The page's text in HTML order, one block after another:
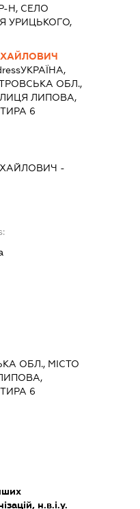
Н, СЕЛО
УРИЦЬКОГО,
УКРАЇНА,
ОБЛ.,
ЛИПОВА,
6
-
ОБЛ., МІСТО
6
н.в.і.у.